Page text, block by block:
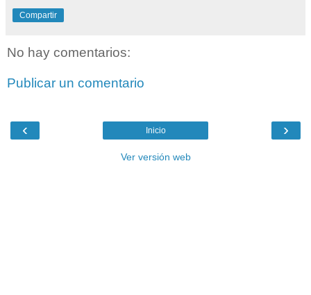
Compartir
No hay comentarios:
Publicar un comentario
‹ ›
Inicio
Ver versión web